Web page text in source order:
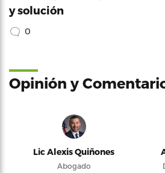
y solución
0
Opinión y
Lic Alexis Quiñones
Abogado